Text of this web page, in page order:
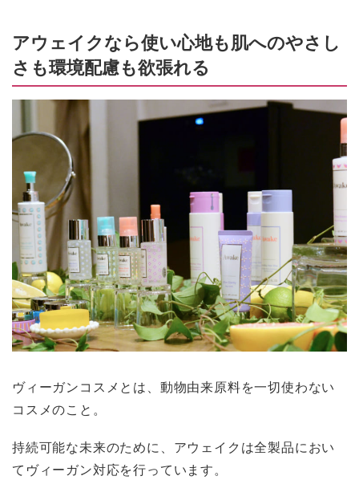
アウェイクなら使い心地も肌へのやさし
さも環境配慮も欲張れる
ヴィーガンコスメとは、動物由来原料を一切使わない
コスメのこと。
持続可能な未来のために、アウェイクは全製品におい
てヴィーガン対応を行っています。